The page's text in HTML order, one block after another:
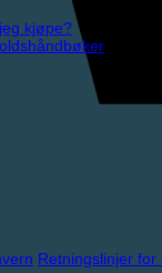
kjøpe?
Retningslinjer